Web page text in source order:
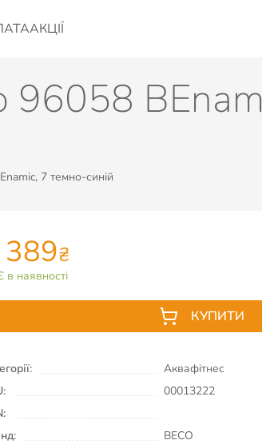
АКЦІЇ
96058
7 темно-синій
₴
в наявності
КУПИТИ
Аквафітнес
00013222
BECO